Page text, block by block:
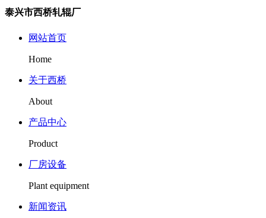
泰兴市西桥轧辊厂
网站首页
Home
关于西桥
About
产品中心
Product
厂房设备
Plant equipment
新闻资讯